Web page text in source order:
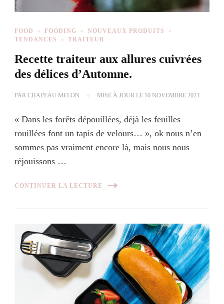
FOOD FOODING
NOUVEAUX PRODUITS
TENDANCES
TRAITEUR
Recette traiteur aux allures cuivrées
des délices d’Automne.
PAR CHAPEAU MELON MISE À JOUR LE 10 NOVEMBRE 2023
« Dans les forêts dépouillées, déjà les feuilles
rouillées font un tapis de velours… », ok nous n’en
sommes pas vraiment encore là, mais nous nous
réjouissons …
CONTINUER LA LECTURE